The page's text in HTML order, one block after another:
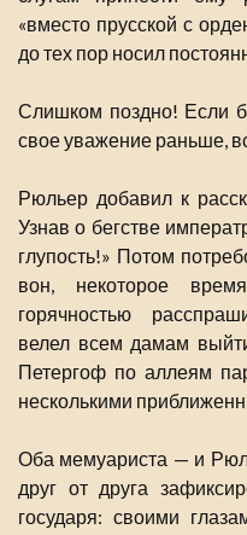
«вместо прусской с
до тех пор носил
Слишком поздно! Если
свое уважение раньше,
Рюльер добавил к
Узнав о бегстве
глупость!» Потом
вон, некоторое
горячностью
велел всем дамам
Петергоф по аллеям
несколькими
Оба мемуариста — и
друг от друга
государя: своими